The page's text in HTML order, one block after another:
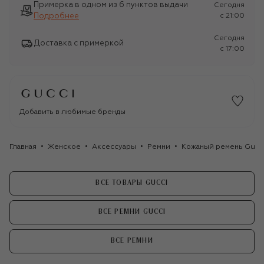
Примерка в одном из 6 пунктов выдачи
Подробнее
Сегодня
c 21:00
Доставка с примеркой
Сегодня
c 17:00
Добавить в любимые бренды
Главная Женское Аксессуары Ремни Кожаный ремень
ВСЕ ТОВАРЫ GUCCI
ВСЕ РЕМНИ GUCCI
ВСЕ РЕМНИ